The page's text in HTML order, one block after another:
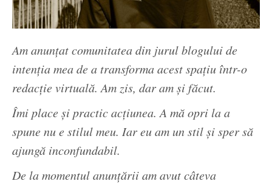
Am anunțat comunitatea din jurul blogului de
intenția mea de a transforma acest spațiu într-o
redacție virtuală. Am zis, dar am și făcut.
Îmi place și practic acțiunea. A mă opri la a
spune nu e stilul meu. Iar eu am un stil și sper să
ajungă inconfundabil.
De la momentul anunțării am avut câteva